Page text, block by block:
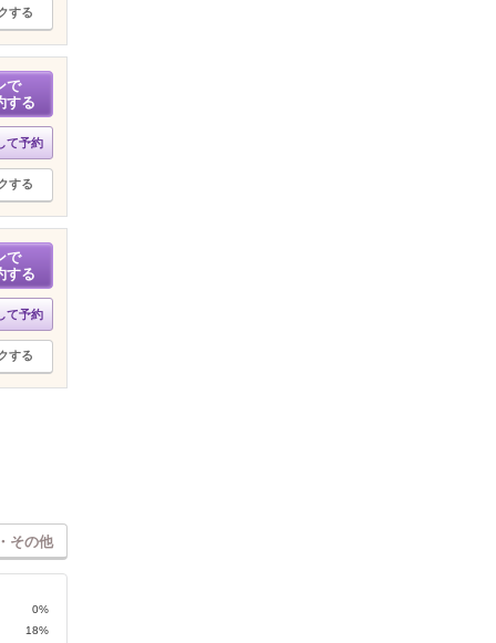
する
で
する
て予約
する
で
する
て予約
する
その他
0%
18%